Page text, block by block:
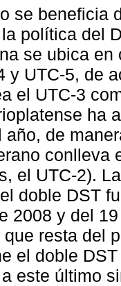
se beneficia
política del
se ubica
y UTC-5, de
el UTC-3
ha
año, de
conlleva
el UTC-2).
doble DST
2008 y del
resta del
el doble
este último